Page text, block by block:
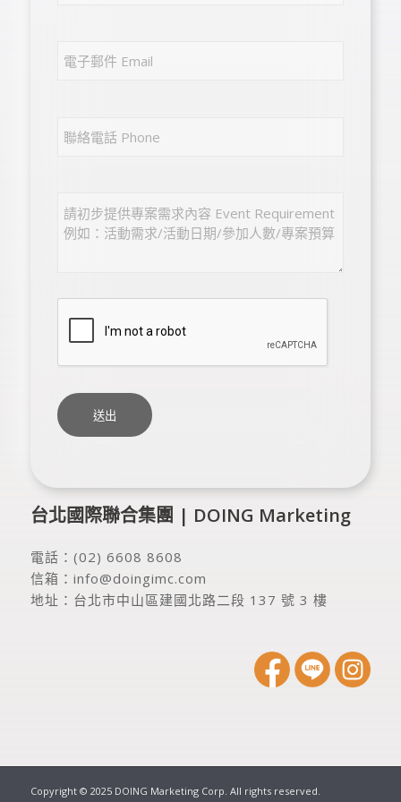
台北國際聯合集團 | DOING Marketing
電話： (02) 6608 8608
信箱： info@doingimc.com
地址： 台北市中山區建國北路二段 137 號 3 樓
Copyright © 2025 DOING Marketing Corp. All rights reserved.